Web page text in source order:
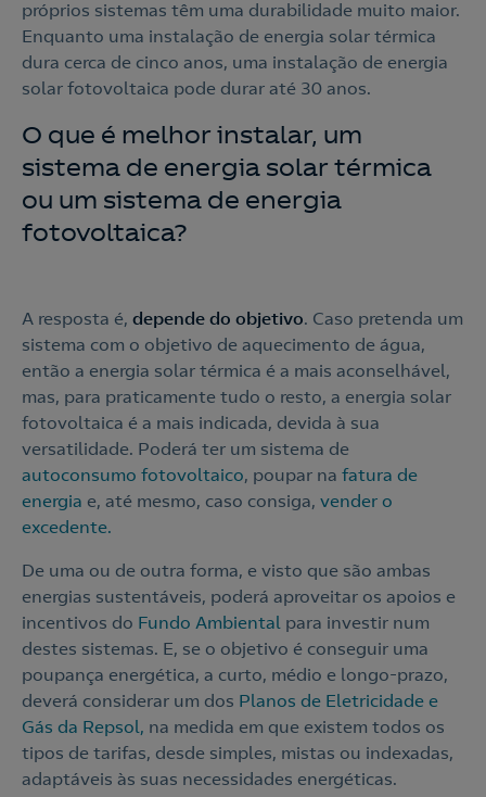
Contacte-nos
Nós ligamos!
Ao preencher este formulário, entraremos em contacto
consigo para lhe fazer chegar a nossa oferta de
Eletricidade e Gás.
Nós ligamos!
o
próprios sistemas têm uma durabilidade muito maior.
Enquanto uma instalação de energia solar térmica
dura cerca de cinco anos, uma instalação de energia
solar fotovoltaica pode durar até 30 anos.
O que é melhor instalar, um
sistema de energia solar térmica
ou um sistema de energia
fotovoltaica?
A resposta é, depende do objetivo. Caso pretenda um
sistema com o objetivo de aquecimento de água,
então a energia solar térmica é a mais aconselhável,
mas, para praticamente tudo o resto, a energia solar
fotovoltaica é a mais indicada, devida à sua
versatilidade. Poderá ter um sistema de
autoconsumo fotovoltaico, poupar na fatura de
energia e, até mesmo, caso consiga, vender o
excedente.
De uma ou de outra forma, e visto que são ambas
energias sustentáveis, poderá aproveitar os apoios e
incentivos do Fundo Ambiental para investir num
destes sistemas. E, se o objetivo é conseguir uma
poupança energética, a curto, médio e longo-prazo,
deverá considerar um dos Planos de Eletricidade e
Gás da Repsol, na medida em que existem todos os
tipos de tarifas, desde simples, mistas ou indexadas,
adaptáveis às suas necessidades energéticas.